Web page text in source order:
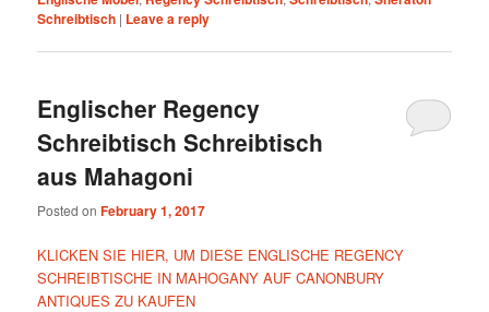
Schreibtisch | Leave a reply
Englischer Regency
Schreibtisch Schreibtisch
aus Mahagoni
Posted onFebruary 1, 2017
KLICKEN SIE HIER, UM DIESE ENGLISCHE REGENCY
SCHREIBTISCHE IN MAHOGANY AUF CANONBURY
ANTIQUES ZU KAUFEN